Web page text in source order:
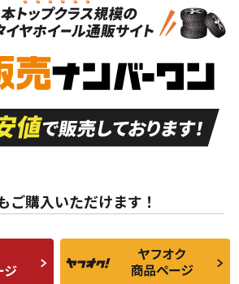
S
新車外し品（新古
付き
なく、
とんど
品
A
走行距離も少なく、
非常に状態の良い中
古品
品
んどない中古品
な中古
C
られるが、使用に問
題のない中古品
ご購入いただけます！